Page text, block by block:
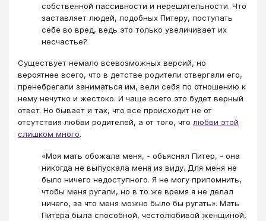
собственной пассивности и нерешительности. Что
заставляет людей, подобных Питеру, поступать
себе во вред, ведь это только увеличивает их
несчастье?
Существует немало всевозможных версий, но
вероятнее всего, что в детстве родители отвергали его,
пренебрегали заниматься им, вели себя по отношению к
нему нечутко и жестоко. И чаще всего это будет верный
ответ. Но бывает и так, что все происходит не от
отсутствия любви родителей, а от того, что любви этой
слишком много.
«Моя мать обожала меня, - объяснял Питер, - она
никогда не выпускала меня из виду. Для меня не
было ничего недоступного. Я не могу припомнить,
чтобы меня ругали, но в то же время я не делал
ничего, за что меня можно было бы ругать». Мать
Питера была способной, честолюбивой женщиной,